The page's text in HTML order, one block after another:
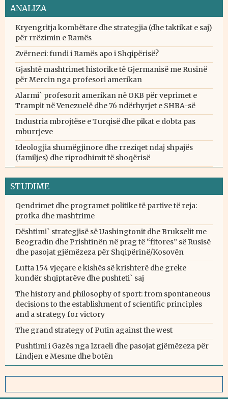
ANALIZA
Kryengritja kombëtare dhe strategjia (dhe taktikat e saj)
për rrëzimin e Ramës
Zvërneci: fundi i Ramës apo i Shqipërisë?
Gjashtë mashtrimet historike të Gjermanisë me Rusinë
për Mercin nga profesori amerikan
Alarmi` profesorit amerikan në OKB për veprimet e
Trampit në Venezuelë dhe 76 ndërhyrjet e SHBA-së
Industria mbrojtëse e Turqisë dhe pikat e dobta pas
mburrjeve
Ideologjia shumëgjinore dhe rreziqet ndaj shpajës
(familjes) dhe riprodhimit të shoqërisë
STUDIME
Qendrimet dhe programet politike të partive të reja:
profka dhe mashtrime
Dështimi` strategjisë së Uashingtonit dhe Brukselit me
Beogradin dhe Prishtinën në prag të “fitores” së Rusisë
dhe pasojat gjëmëzeza për Shqipërinë/Kosovën
Lufta 154 vjeçare e kishës së krishterë dhe greke
kundër shqiptarëve dhe pushteti` saj
The history and philosophy of sport: from spontaneous
decisions to the establishment of scientific principles
and a strategy for victory
The grand strategy of Putin against the west
Pushtimi i Gazës nga Izraeli dhe pasojat gjëmëzeza për
Lindjen e Mesme dhe botën